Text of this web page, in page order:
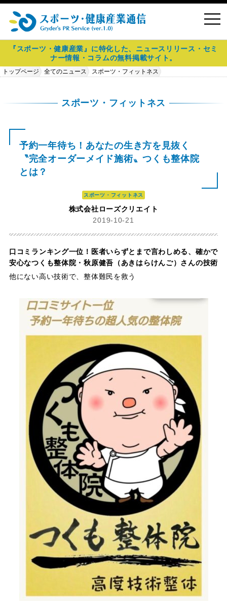
『スポーツ・健康産業』に特化した、ニュースリリース・セミ
ナー情報・コラムの無料掲載サイト。
トップページ 全てのニュース
スポーツ・フィットネス
スポーツ・フィットネス
予約一年待ち！あなたの生き方を見抜く
〝完全オーダーメイド施術〟つくも整体院
とは？
スポーツ・フィットネス
株式会社ローズクリエイト
2019-10-21
口コミランキング一位！医者いらずとまで言わしめる、確かで
安心なつくも整体院・秋原健吾（あきはらけんご）さんの技術
他にない高い技術で、整体難民を救う